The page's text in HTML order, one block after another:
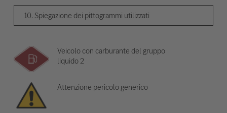
10. Spiegazione dei pittogrammi utilizzati
Veicolo con carburante del gruppo
liquido 2
Attenzione pericolo generico